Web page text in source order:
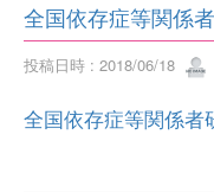
全国依存症等関係
投稿日時 : 2018/06/18
全国依存症等関係者